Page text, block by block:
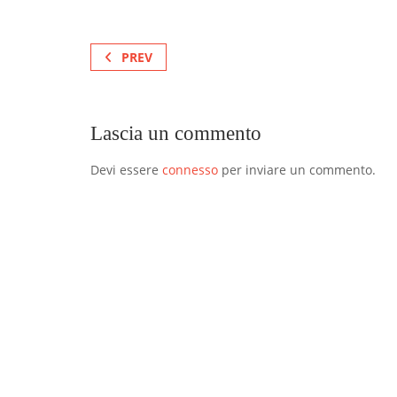
PREV
Lascia un commento
Devi essere connesso per inviare un commento.